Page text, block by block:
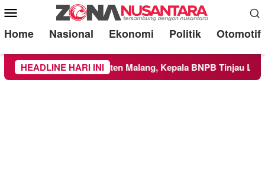
Mobile
Menu
Home Nasional Ekonomi Politik Otomotif
HEADLINE HARI INI
Kabupaten Malang, Kepala BNPB Tinjau Langsung